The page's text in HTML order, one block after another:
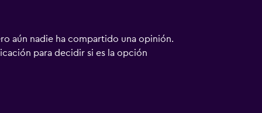
aún nadie ha compartido una opinión.
para decidir si es la opción